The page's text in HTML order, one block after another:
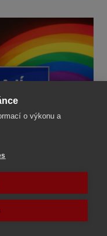
o výkonu a